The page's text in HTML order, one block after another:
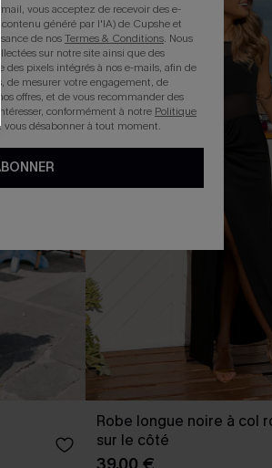
Robe longue noire à col
sur le côté
vous acceptez de recevoir des e-
généré par l'IA) de Cupshe et
de nosTermes & Conditions. Nous
sur notre site ainsi que des
des pixels intégrés à nos e-mails, afin de
de mesurer votre engagement, de
offres, et de vous recommander des
conformément à notre Politique
vous désabonner à tout moment.